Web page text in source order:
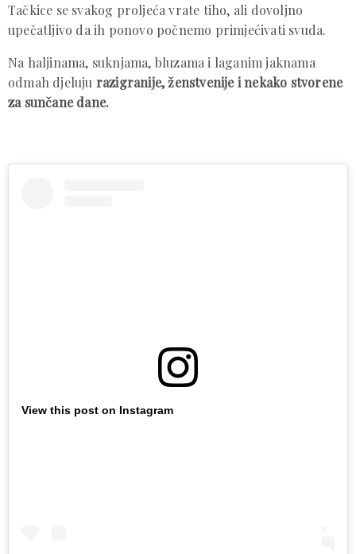
Tačkice se svakog proljeća vrate tiho, ali dovoljno
upečatljivo da ih ponovo počnemo primjećivati svuda.
Na haljinama, suknjama, bluzama i laganim jaknama
odmah djeluju razigranije, ženstvenije i nekako stvorene
za sunčane dane.
View this post on Instagram